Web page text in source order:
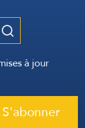
à jour
S'abonner